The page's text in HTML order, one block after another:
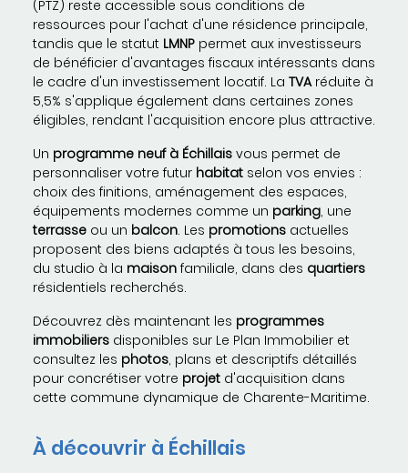
(PTZ) reste accessible sous conditions de
ressources pour l'achat d'une résidence principale,
tandis que le statut LMNP permet aux investisseurs
de bénéficier d'avantages fiscaux intéressants dans
le cadre d'un investissement locatif. La TVAréduite à
5,5% s'applique également dans certaines zones
éligibles, rendant l'acquisition encore plus attractive.
Un programme neuf à Échillais vous permet de
personnaliser votre futur habitat selon vos envies :
choix des finitions, aménagement des espaces,
équipements modernes comme un parking, une
terrasse ou un balcon. Les promotions actuelles
proposent des biens adaptés à tous les besoins,
du studio à la maisonfamiliale, dans des quartiers
résidentiels recherchés.
Découvrez dès maintenant les programmes
immobiliers disponibles sur Le Plan Immobilier et
consultez les photos, plans et descriptifs détaillés
pour concrétiser votre projet d'acquisition dans
cette commune dynamique de Charente-Maritime.
À découvrir à Échillais